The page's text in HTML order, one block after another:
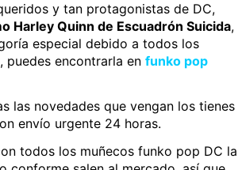
y tan protagonistas de DC,
Harley Quinn de Escuadrón Suicida,
especial debido a todos los
puedes encontrarla en funko pop
las novedades que vengan los tienes
envío urgente 24 horas.
todos los muñecos funko pop DC la